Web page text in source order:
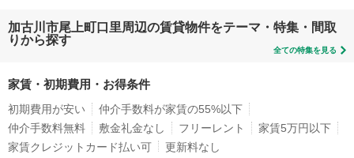
加古川市尾上町口里周辺の賃貸物件をテーマ・特集・間取
りから探す
全ての特集を見る
家賃・初期費用・お得条件
初期費用が安い
仲介手数料が家賃の55%以下
仲介手数料無料
敷金礼金なし フリーレント
家賃5万円以下
家賃クレジットカード払い可
更新料なし